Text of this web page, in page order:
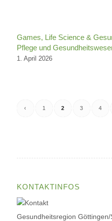
Games, Life Science &
Pflege und
1. April 2026
‹ 1 2 3 4
KONTAKTINFOS
Gesundheitsregion